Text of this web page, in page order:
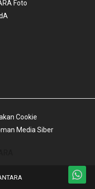
Foto
Cookie
Media Siber